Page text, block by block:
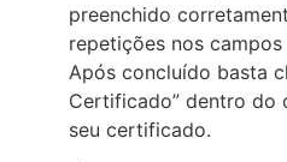
preenchido
repetições nos
Após concluído basta
Certificado” dentro do
seu certificado.